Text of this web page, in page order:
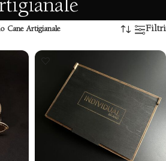
Cane Artigianale Filtri